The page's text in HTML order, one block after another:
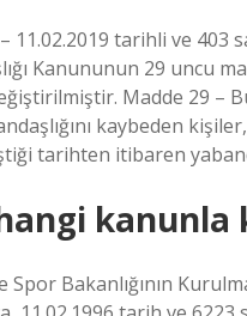
11.02.2019 tarihli ve 403
Kanununun 29 uncu
Madde 29 –
kaybeden
tarihten itibaren
kanunla
Spor Bakanlığının